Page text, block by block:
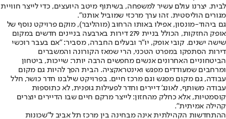
לבית. יצרנו עולם עשיר למשפחה, בשיתוף מיטב היועצים, כדי לייצר חוויית
מגורים הוליסטית. זהו ערך מרכזי שמוביל אותנו".
גם ביהוד-מונסון, אפילו באותו הרחוב (מוהליבר), מוקם פרויקט נוסף של
אופק החזקות, הכולל בניית 279 דירות בארבעה בניינים חדשים במקום
שישה ישנים. קובי אופק, יו"ר ובעלים החברה, מסביר: "אם בעבר רוכשי
דירות הסתפקו במפרט הטכני, הרי שמאז הקורונה והמשברים
הביטחוניים האחרונים אנשים מחפשים הרבה יותר: שייכות, ביטחון
ומרחבים שמעודדים מפגש ואינטראקציה. הבית הפך להיות גם מקום
עבודה, גם מקום מפגש וגם מרכז חיים. בפרויקט שילבנו חדר כושר, חלל
עבודה משותף, לאונג' דיירים וחדר לפעילות גופנית, לא כתוספות
קוסמטיות, אלא כחלק מהחזון: לייצר מרקם חיים שבו הדיירים יוצרים
קהילה אמיתית".
ההתחדשות הקהילתית אינה מבחינה בין מרכז תל אביב ל"שכונות